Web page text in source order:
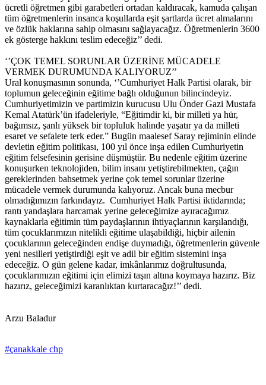
ücretli öğretmen gibi garabetleri ortadan kaldıracak, kamuda çalışan
tüm öğretmenlerin insanca koşullarda eşit şartlarda ücret almalarını
ve özlük haklarına sahip olmasını sağlayacağız. Öğretmenlerin 3600
ek gösterge hakkını teslim edeceğiz’’ dedi.
‘’ÇOK TEMEL SORUNLAR ÜZERİNE MÜCADELE
VERMEK DURUMUNDA KALIYORUZ’’
Ural konuşmasının sonunda, ‘’Cumhuriyet Halk Partisi olarak, bir
toplumun geleceğinin eğitime bağlı olduğunun bilincindeyiz.
Cumhuriyetimizin ve partimizin kurucusu Ulu Önder Gazi Mustafa
Kemal Atatürk’ün ifadeleriyle, “Eğitimdir ki, bir milleti ya hür,
bağımsız, şanlı yüksek bir topluluk halinde yaşatır ya da milleti
esaret ve sefalete terk eder.” Bugün maalesef Saray rejiminin elinde
devletin eğitim politikası, 100 yıl önce inşa edilen Cumhuriyetin
eğitim felsefesinin gerisine düşmüştür. Bu nedenle eğitim üzerine
konuşurken teknolojiden, bilim insanı yetiştirebilmekten, çağın
gereklerinden bahsetmek yerine çok temel sorunlar üzerine
mücadele vermek durumunda kalıyoruz. Ancak buna mecbur
olmadığımızın farkındayız. Cumhuriyet Halk Partisi iktidarında;
rantı yandaşlara harcamak yerine geleceğimize ayıracağımız
kaynaklarla eğitimin tüm paydaşlarının ihtiyaçlarının karşılandığı,
tüm çocuklarımızın nitelikli eğitime ulaşabildiği, hiçbir ailenin
çocuklarının geleceğinden endişe duymadığı, öğretmenlerin güvenle
yeni nesilleri yetiştirdiği eşit ve adil bir eğitim sistemini inşa
edeceğiz. O gün gelene kadar, imkânlarımız doğrultusunda,
çocuklarımızın eğitimi için elimizi taşın altına koymaya hazırız. Biz
hazırız, geleceğimizi karanlıktan kurtaracağız!’’ dedi.
Arzu Baladur
#çanakkale chp